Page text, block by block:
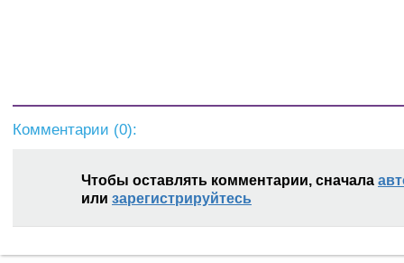
Комментарии (0):
Чтобы оставлять комментарии, сначала
или зарегистрируйтесь